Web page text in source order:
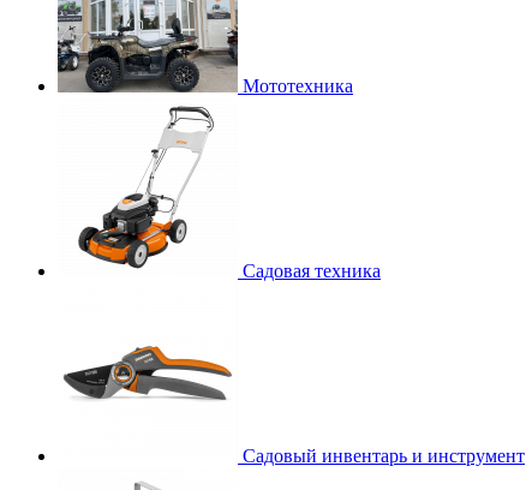
Мототехника
Садовая техника
Садовый инвентарь и инструмент